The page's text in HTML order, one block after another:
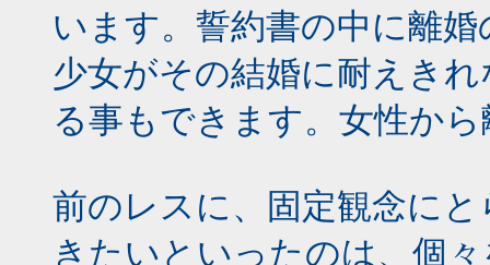
います。誓約書の中に離
少女がその結婚に耐えき
る事もできます。女性か
前のレスに、固定観念に
きたいといったのは、個